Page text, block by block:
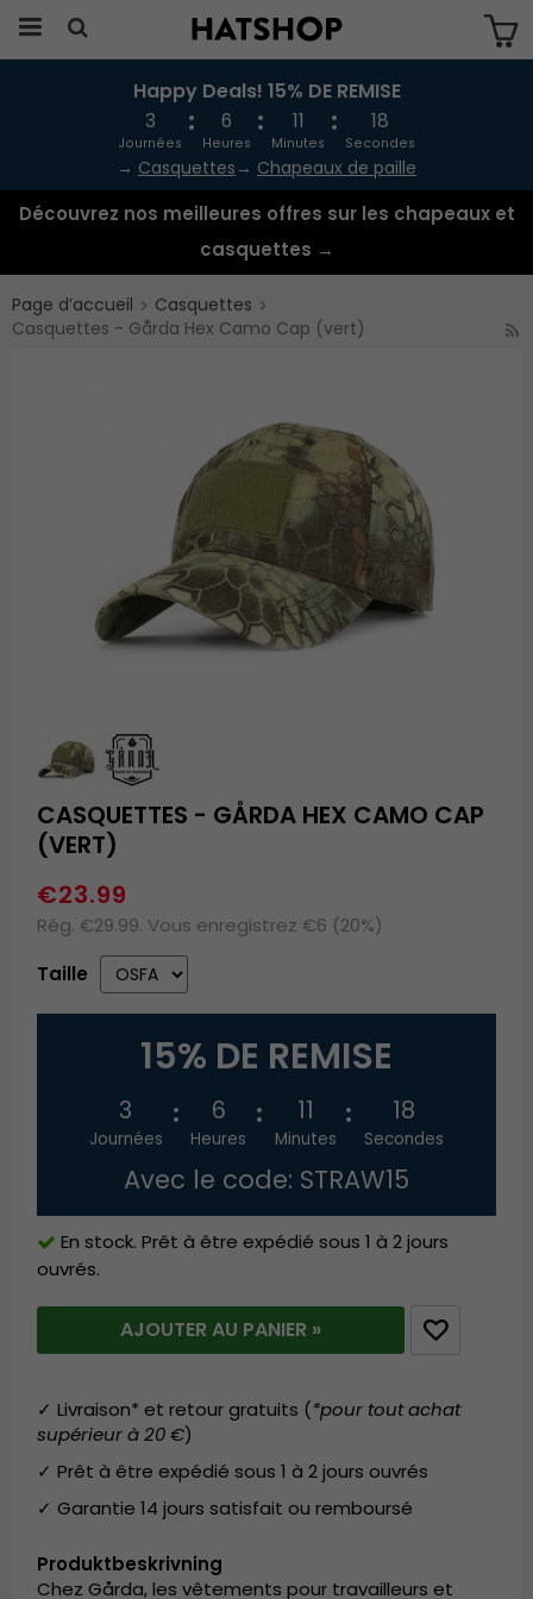
Produkten har blivit tillagd i varukorgen
Happy Deals! 15% DE REMISE
3
Journées
6
Heures
11
Minutes
17
Secondes
→ Casquettes → Chapeaux de paille
Découvrez nos meilleures offres sur les chapeaux et
casquettes →
Page d’accueil
Casquettes
Casquettes - Gårda Hex Camo Cap (vert)
CASQUETTES - GÅRDA HEX CAMO CAP
(VERT)
€23.99
Rég. €29.99. Vous enregistrez €6 (20%)
Taille
15% DE REMISE
3
Journées
6
Heures
11
Minutes
17
Secondes
Avec le code: STRAW15
En stock. Prêt à être expédié sous 1 à 2 jours
ouvrés.
AJOUTER AU PANIER »
✓ Livraison* et retour gratuits (*pour tout achat
supérieur à 20 €)
✓ Prêt à être expédié sous 1 à 2 jours ouvrés
✓ Garantie 14 jours satisfait ou remboursé
Produktbeskrivning
Chez Gårda, les vêtements pour travailleurs et